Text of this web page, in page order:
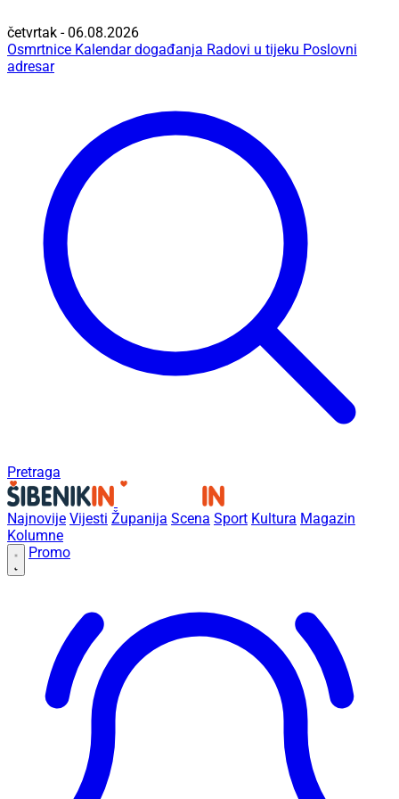
četvrtak - 06.08.2026
Osmrtnice Kalendar događanja Radovi u tijeku Poslovni
adresar
Pretraga
Najnovije Vijesti Županija Scena Sport Kultura Magazin
Kolumne
Promo